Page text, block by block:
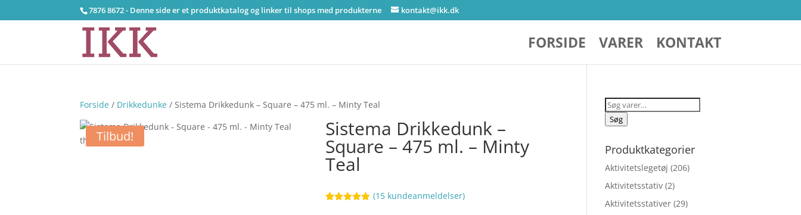
7876 8672 - Denne side er et produktkatalog og linker til shops med produkterne kontakt@ikk.dk
FORSIDE VARER KONTAKT
Forside / Drikkedunke / Sistema Drikkedunk – Square – 475 ml. – Minty Teal
Tilbud! Sistema Drikkedunk –
Square – 475 ml. – Minty
Teal
(15kundeanmeldelser)
Søg
efter:
Søg
Produktkategorier
Aktivitetslegetøj (206)
Aktivitetsstativ (2)
Aktivitetsstativer (29)